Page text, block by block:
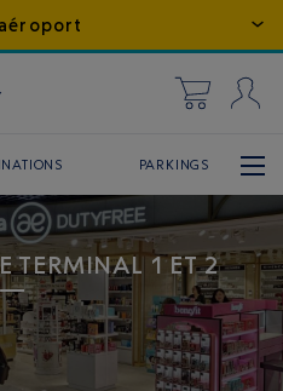
PARKINGS
TERMINAL 1 ET 2